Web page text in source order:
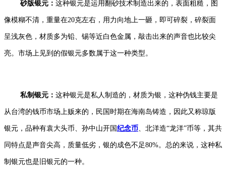
砂版银元： 这种银元是运用翻砂技术制造出来的，表面粗糙，图
像模糊不清，重量在20克左右，用力向地上一砸，即可碎裂，碎裂面
呈浅灰色，材质多为铅、锡等近白色金属，敲击出来的声音也比较尖
亮。市场上见到的假银元多数属于这一种类型。
私制银元： 这种银元是私人制造的，材质为银，这种伪钱主要是
从台湾的钱币市场上贩来的，民国时期在海南岛铸造，因此又称琼版
银元，品种有袁大头币、孙中山开国 纪念币 、北洋造“龙洋”币等，其共
同特点是声音尖高，质量低劣，银的成色不足80%。总的来说，这种私
制银元也是旧银元的一种。